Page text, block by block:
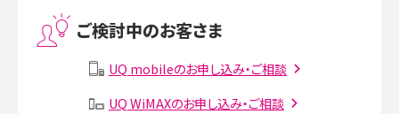
Instagram（インスタグラム）でスクショするとバレる？バレるケースや撮り方も解
SMSとは？料金やできること、注意点や届かない時の対処法を解説
ご検討中のお客さま
UQ mobileのお申し込み・ご相談
UQ WiMAXのお申し込み・ご相談